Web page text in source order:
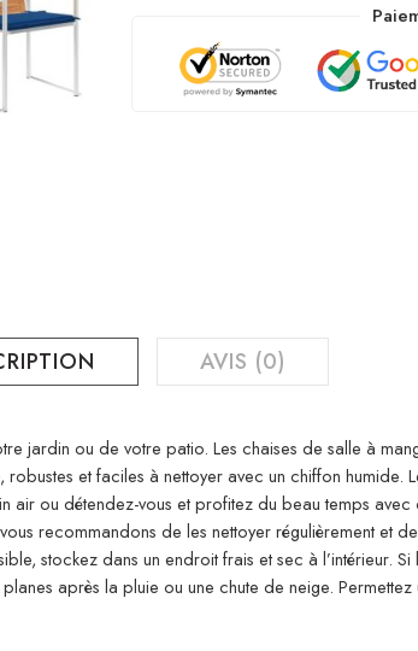
AVIS (0)
jardin ou de votre patio. Les chaises de salle à
et faciles à nettoyer avec un chiffon humide.
air ou détendez-vous et profitez du beau temps
recommandons de les nettoyer régulièrement et
stockez dans un endroit frais et sec à l’intérieur.
après la pluie ou une chute de neige. Permettez